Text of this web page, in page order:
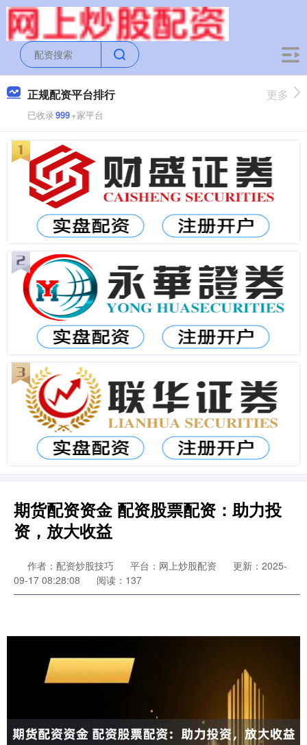
正规配资平台排行
已收录999+家平台
更多
期货配资资金 配资股票配资：助力投
资，放大收益
作者：配资炒股技巧 平台：网上炒股配资
更新：2025-
09-17 08:28:08
阅读：137